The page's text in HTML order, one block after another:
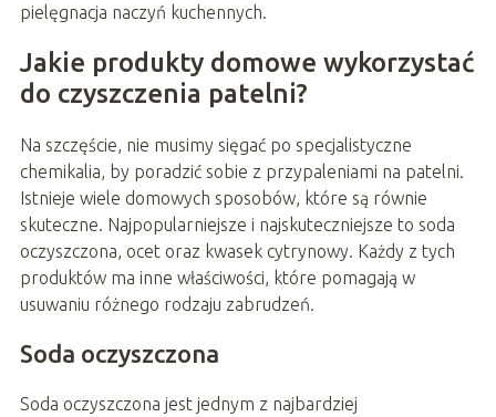
pielęgnacja naczyń kuchennych.
Jakie produkty domowe wykorzystać
do czyszczenia patelni?
Na szczęście, nie musimy sięgać po specjalistyczne
chemikalia, by poradzić sobie z przypaleniami na patelni.
Istnieje wiele domowych sposobów, które są równie
skuteczne. Najpopularniejsze i najskuteczniejsze to soda
oczyszczona, ocet oraz kwasek cytrynowy. Każdy z tych
produktów ma inne właściwości, które pomagają w
usuwaniu różnego rodzaju zabrudzeń.
Soda oczyszczona
Soda oczyszczona jest jednym z najbardziej